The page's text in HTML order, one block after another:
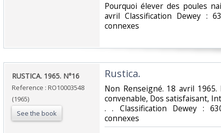
‎Pourquoi élever des poules
avril Classification Dewey :
connexes‎
‎RUSTICA. 1965. N°16‎
Reference : RO10003548
(1965)
See the book
‎Rustica.‎
‎Non Renseigné. 18 avril
convenable, Dos satisfaisant,
. . Classification Dewey :
connexes‎